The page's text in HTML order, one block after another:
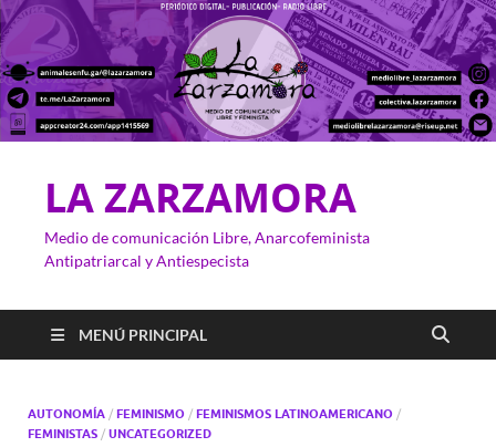
LA ZARZAMORA
Medio de comunicación Libre, Anarcofeminista
Antipatriarcal y Antiespecista
MENÚ PRINCIPAL
AUTONOMÍA / FEMINISMO / FEMINISMOS LATINOAMERICANO /
FEMINISTAS / UNCATEGORIZED